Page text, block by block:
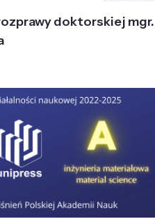
doktorskiej mgr.